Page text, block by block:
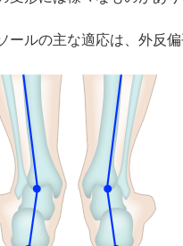
ールの主な適応は、外反偏